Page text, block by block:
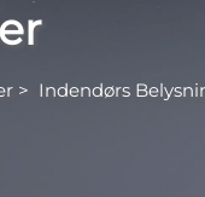
> Indendørs